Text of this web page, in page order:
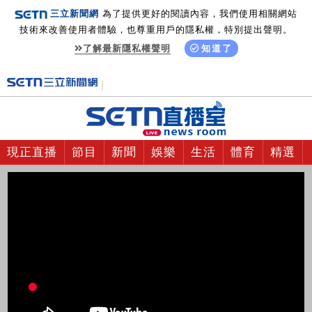
三立新聞網 為了提供更好的閱讀內容，我們使用相關網站
技術來改善使用者體驗，也尊重用戶的隱私權，特別提出聲明。
了解最新隱私權聲明
知道了
現正直播 節目 新聞 娛樂 生活 體育 精選